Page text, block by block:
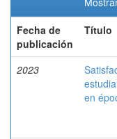
Fecha de
publicación
Título
2023
en